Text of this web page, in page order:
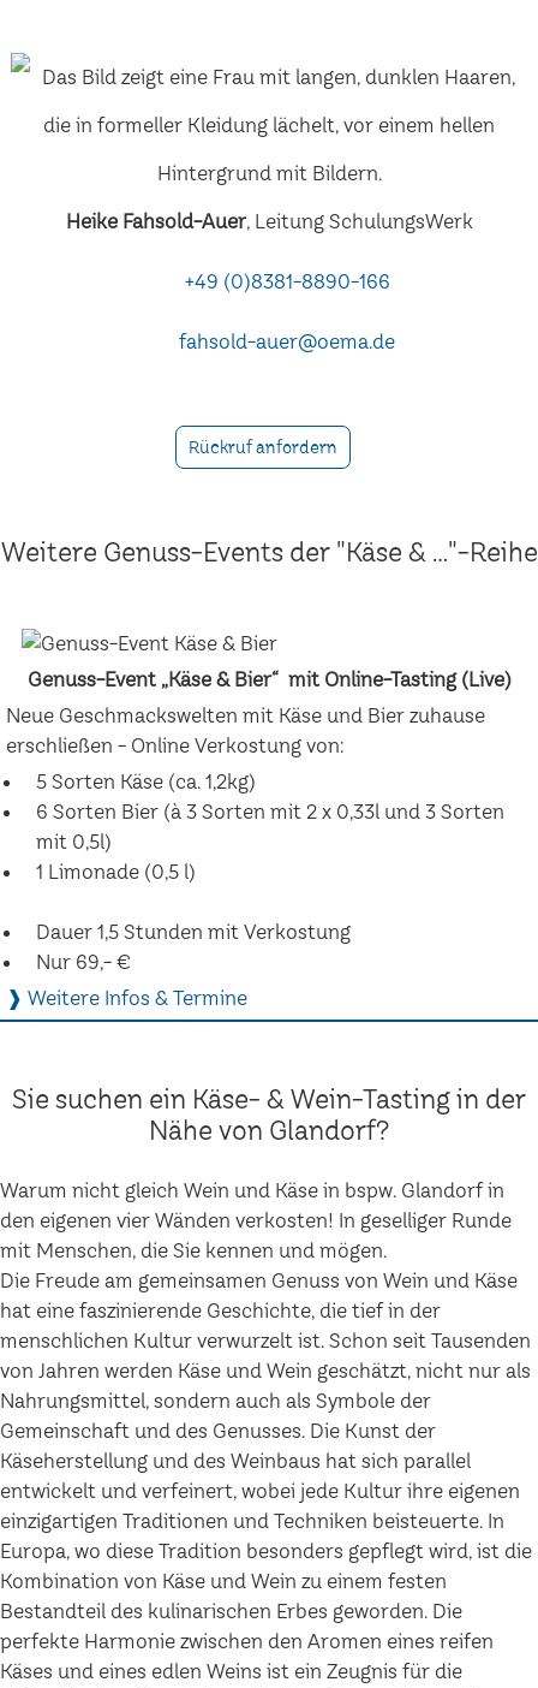
Heike Fahsold-Auer, Leitung SchulungsWerk
+49 (0)8381-8890-166
fahsold-auer@oema.de
Rückruf anfordern
Weitere Genuss-Events der "Käse & ..."-Reihe
Genuss-Event „Käse & Bier“ mit Online-Tasting (Live)
Neue Geschmackswelten mit Käse und Bier zuhause
erschließen - Online Verkostung von:
5 Sorten Käse (ca. 1,2kg)
6 Sorten Bier (à 3 Sorten mit 2 x 0,33l und 3 Sorten
mit 0,5l)
1 Limonade (0,5 l)
Dauer 1,5 Stunden mit Verkostung
Nur 69,- €
❱ Weitere Infos & Termine
Sie suchen ein Käse- & Wein-Tasting in der
Nähe von Glandorf?
Warum nicht gleich Wein und Käse in bspw. Glandorf in
den eigenen vier Wänden verkosten! In geselliger Runde
mit Menschen, die Sie kennen und mögen.
Die Freude am gemeinsamen Genuss von Wein und Käse
hat eine faszinierende Geschichte, die tief in der
menschlichen Kultur verwurzelt ist. Schon seit Tausenden
von Jahren werden Käse und Wein geschätzt, nicht nur als
Nahrungsmittel, sondern auch als Symbole der
Gemeinschaft und des Genusses. Die Kunst der
Käseherstellung und des Weinbaus hat sich parallel
entwickelt und verfeinert, wobei jede Kultur ihre eigenen
einzigartigen Traditionen und Techniken beisteuerte. In
Europa, wo diese Tradition besonders gepflegt wird, ist die
Kombination von Käse und Wein zu einem festen
Bestandteil des kulinarischen Erbes geworden. Die
perfekte Harmonie zwischen den Aromen eines reifen
Käses und eines edlen Weins ist ein Zeugnis für die